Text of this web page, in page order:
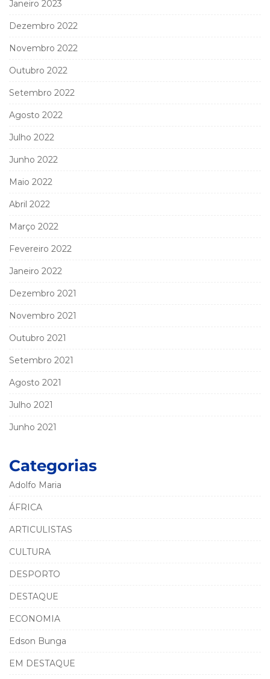
Janeiro 2023
Dezembro 2022
Novembro 2022
Outubro 2022
Setembro 2022
Agosto 2022
Julho 2022
Junho 2022
Maio 2022
Abril 2022
Março 2022
Fevereiro 2022
Janeiro 2022
Dezembro 2021
Novembro 2021
Outubro 2021
Setembro 2021
Agosto 2021
Julho 2021
Junho 2021
Categorias
Adolfo Maria
ÁFRICA
ARTICULISTAS
CULTURA
DESPORTO
DESTAQUE
ECONOMIA
Edson Bunga
EM DESTAQUE